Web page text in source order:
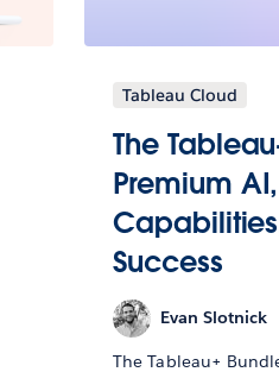
Tableau Cloud
The
Premium
Success
Evan Slotnick
The Tableau+